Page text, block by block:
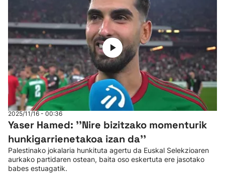
2025/11/16 - 00:36
Yaser Hamed: ''Nire bizitzako momenturik
hunkigarrienetakoa izan da''
Palestinako jokalaria hunkituta agertu da Euskal Selekzioaren
aurkako partidaren ostean, baita oso eskertuta ere jasotako
babes estuagatik.